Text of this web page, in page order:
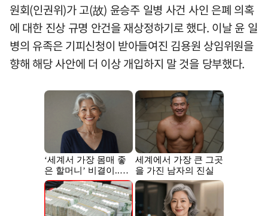
원회(인권위)가 고(故) 윤승주 일병 사건 사인 은폐 의혹
에 대한 진상 규명 안건을 재상정하기로 했다. 이날 윤 일
병의 유족은 기피신청이 받아들여진 김용원 상임위원을
향해 해당 사안에 더 이상 개입하지 말 것을 당부했다.